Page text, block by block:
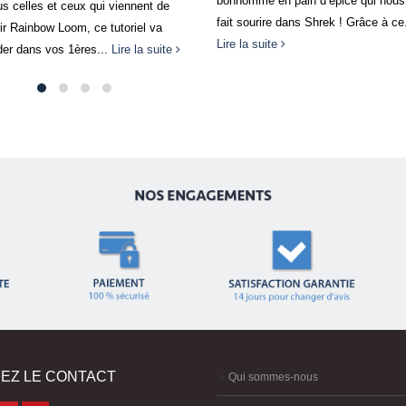
dans Shrek ! Grâce à ce...
approche à...Lire la suite
LE CONTACT Qui sommes-nous